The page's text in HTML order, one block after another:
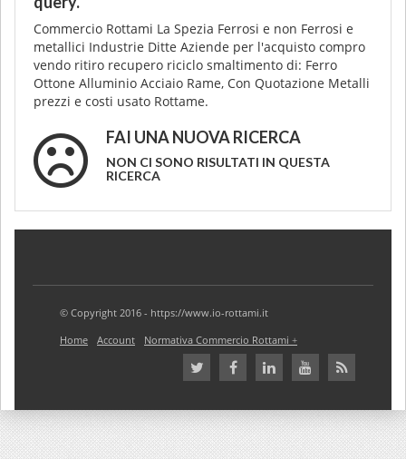
Commercio Rottami La Spezia Ferrosi e non Ferrosi e
metallici Industrie Ditte Aziende per l'acquisto compro
vendo ritiro recupero riciclo smaltimento di: Ferro
Ottone Alluminio Acciaio Rame, Con Quotazione Metalli
prezzi e costi usato Rottame.
FAI UNA NUOVA RICERCA
NON CI SONO RISULTATI IN QUESTA
RICERCA
© Copyright 2016 - https://www.io-rottami.it
Home
Account Normativa Commercio Rottami